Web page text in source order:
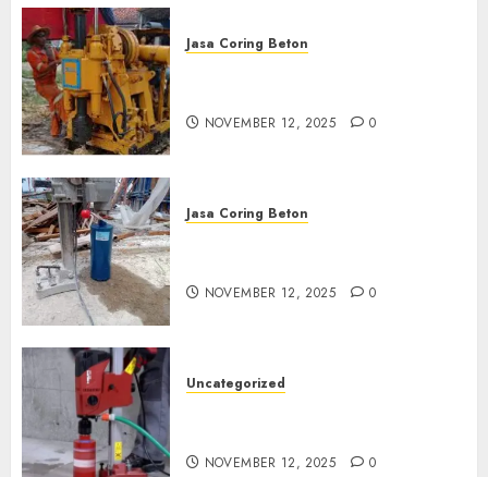
Jasa Coring Beton
NOVEMBER 12, 2025 0
Jasa Coring Beton
NOVEMBER 12, 2025 0
Uncategorized
NOVEMBER 12, 2025 0